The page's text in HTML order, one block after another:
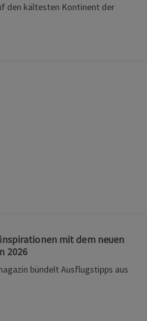
den kältesten Kontinent der
mit dem neuen
2026
bündelt Ausflugstipps aus